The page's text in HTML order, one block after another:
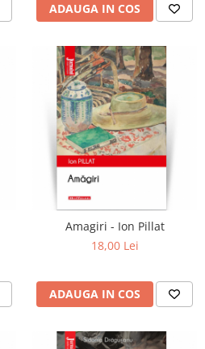
ADAUGA IN COS
Amagiri - Ion Pillat
18,00 Lei
ADAUGA IN COS